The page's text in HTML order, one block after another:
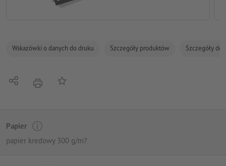
Wskazówki o danych do druku Szczegóły produktów Szczegóły
UdostępnijNacisnąćDo listy obserwowanych
Papier
papier kredowy 300 g/m?